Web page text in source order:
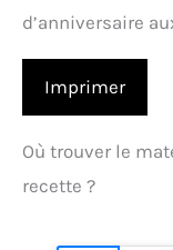
d’anniversaire
Imprimer
Où trouver le
recette ?